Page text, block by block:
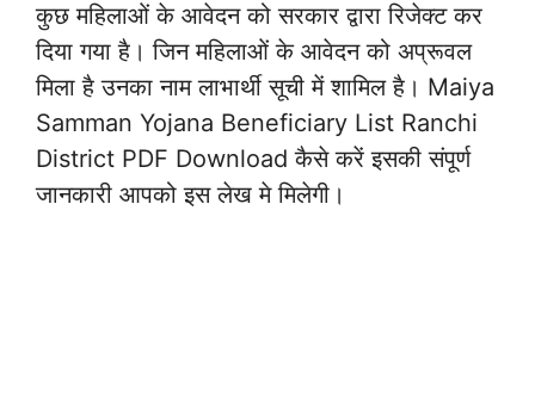
कुछ महिलाओं के आवेदन को सरकार द्वारा रिजेक्ट कर
दिया गया है। जिन महिलाओं के आवेदन को अप्रूवल
मिला है उनका नाम लाभार्थी सूची में शामिल है। Maiya
Samman Yojana Beneficiary List Ranchi
District PDF Download कैसे करें इसकी संपूर्ण
जानकारी आपको इस लेख मे मिलेगी।